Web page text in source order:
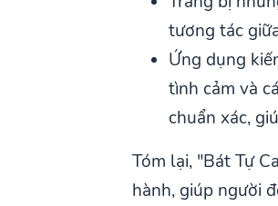
tương tác
Ứng dụng
tình cảm và
chuẩn xác,
Tóm lại, "Bát Tự
hành, giúp người